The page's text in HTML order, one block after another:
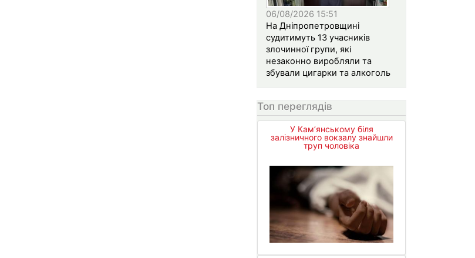
06/08/2026 15:51
На Дніпропетровщині
судитимуть 13 учасників
злочинної групи, які
незаконно виробляли та
збували цигарки та алкоголь
Топ переглядів
У Кам’янському біля
залізничного вокзалу знайшли
труп чоловіка